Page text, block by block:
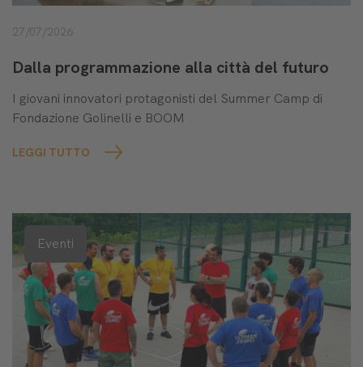
27/07/2026
Dalla programmazione alla città del futuro
I giovani innovatori protagonisti del Summer Camp di
Fondazione Golinelli e BOOM
LEGGI TUTTO
Eventi